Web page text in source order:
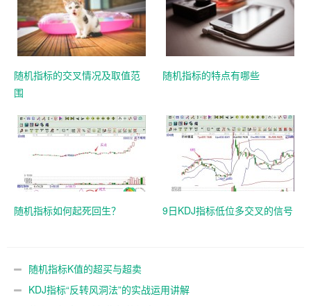
随机指标的交叉情况及取值范
围
随机指标的特点有哪些
随机指标如何起死回生？ 9日KDJ指标低位多交叉的信号
随机指标K值的超买与超卖
KDJ指标“反转风洞法”的实战运用讲解